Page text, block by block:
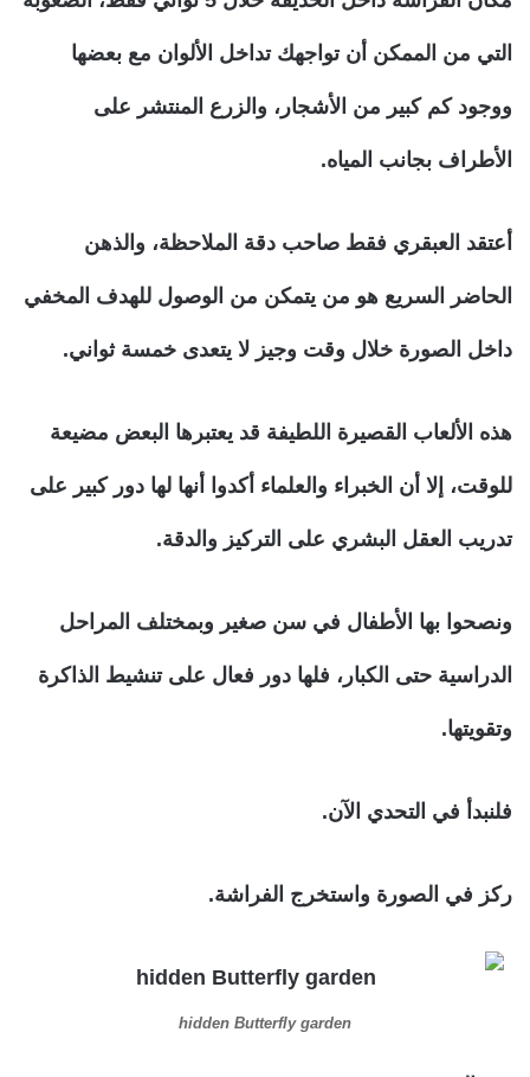
التي من الممكن أن تواجهك تداخل الألوان مع بعضها
ووجود كم كبير من الأشجار، والزرع المنتشر على
الأطراف بجانب المياه.
أعتقد العبقري فقط صاحب دقة الملاحظة، والذهن
الحاضر السريع هو من يتمكن من الوصول للهدف المخفي
داخل الصورة خلال وقت وجيز لا يتعدى خمسة ثواني.
هذه الألعاب القصيرة اللطيفة قد يعتبرها البعض مضيعة
للوقت، إلا أن الخبراء والعلماء أكدوا أنها لها دور كبير على
تدريب العقل البشري على التركيز والدقة.
ونصحوا بها الأطفال في سن صغير وبمختلف المراحل
الدراسية حتى الكبار، فلها دور فعال على تنشيط الذاكرة
وتقويتها.
فلنبدأ في التحدي الآن.
ركز في الصورة واستخرج الفراشة.
hidden Butterfly garden